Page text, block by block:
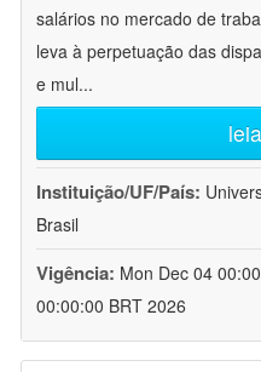
salários no mercado de
leva à perpetuação das
e mul...
Instituição/UF/País:
Brasil
Vigência: Mon Dec 04
00:00:00 BRT 2026